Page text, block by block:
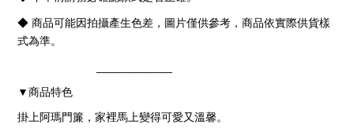
◆ 商品可能因拍攝產生色差，圖片僅供參考，商品依實際供貨樣
式為準。
▼ 商品特色
掛上阿瑪門簾，家裡馬上變得可愛又溫馨。